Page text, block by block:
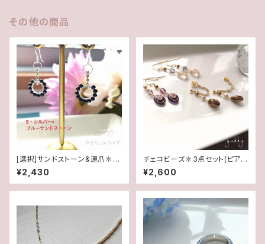
その他の商品
[選択]サンドストーン&連爪✽サ
ークル(1ペア)14kgf/SFピアス
orイヤリング
¥2,430
チェコビーズ✽3点セット(ピア
ス/イヤリング)
¥2,600